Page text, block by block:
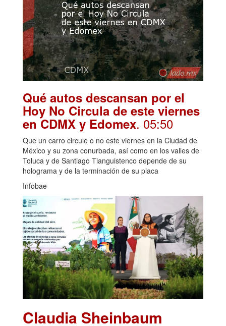
Qué autos descansan por el
Hoy No Circula de este viernes
en CDMX y Edomex. 05:50
Que un carro circule o no este viernes en la Ciudad de
México y su zona conurbada, así como en los valles de
Toluca y de Santiago Tianguistenco depende de su
holograma y de la terminación de su placa
Infobae
Claudia Sheinbaum